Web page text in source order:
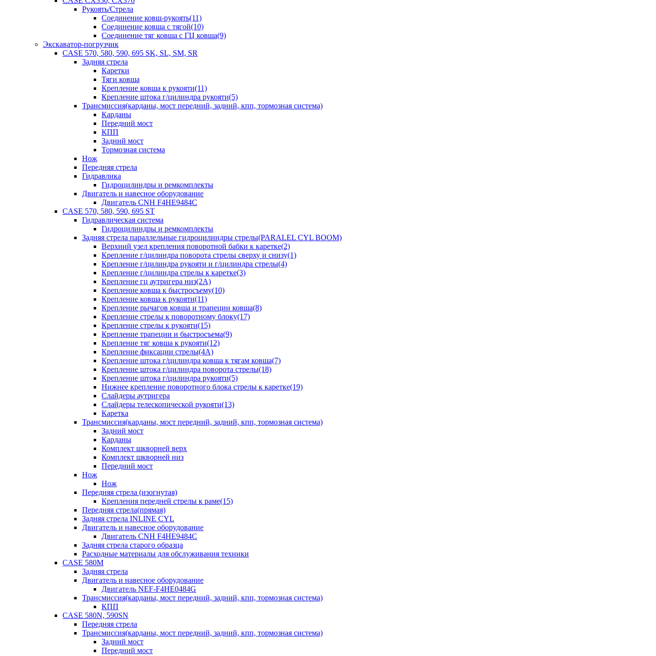
Рукоять/Стрела
Соединение ковш-рукоять(11)
Соединение ковша с тягой(10)
Соединение тяг ковша с ГЦ ковша(9)
Экскаватор-погрузчик
CASE 570, 580, 590, 695 SK, SL, SM, SR
Задняя стрела
Каретки
Тяги ковша
Крепление ковша к рукояти(11)
Крепление штока г/цилиндра рукояти(5)
Трансмиссия(карданы, мост передний, задний, кпп, тормозная система)
Карданы
Передний мост
КПП
Задний мост
Тормозная система
Нож
Передняя стрела
Гидравлика
Гидроцилиндры и ремкомплекты
Двигатель и навесное оборудование
Двигатель CNH F4HE9484C
CASE 570, 580, 590, 695 ST
Гидравлическая система
Гидроцилиндры и ремкомплекты
Задняя стрела параллельные гидроцилиндры стрелы(PARALEL CYL BOOM)
Верхний узел крепления поворотной бабки к каретке(2)
Крепление г/цилиндра поворота стрелы сверху и снизу(1)
Крепление г/цилиндра рукояти и г/цилиндра стрелы(4)
Крепление г/цилиндра стрелы к каретке(3)
Крепление гц аутригера низ(2А)
Крепление ковша к быстросъему(10)
Крепление ковша к рукояти(11)
Крепление рычагов ковша и трапеции ковша(8)
Крепление стрелы к поворотному блоку(17)
Крепление стрелы к рукояти(15)
Крепление трапеции и быстросъема(9)
Крепление тяг ковша к рукояти(12)
Крепление фиксации стрелы(4A)
Крепление штока г/цилиндра ковша к тягам ковша(7)
Крепление штока г/цилиндра поворота стрелы(18)
Крепление штока г/цилиндра рукояти(5)
Нижнее крепление поворотного блока стрелы к каретке(19)
Слайдеры аутригера
Слайдеры телескопической рукояти(13)
Каретка
Трансмиссия(карданы, мост передний, задний, кпп, тормозная система)
Задний мост
Карданы
Комплект шкворней верх
Комплект шкворней низ
Передний мост
Нож
Нож
Передняя стрела (изогнутая)
Крепления передней стрелы к раме(15)
Передняя стрела(прямая)
Задняя стрела INLINE CYL
Двигатель и навесное оборудование
Двигатель CNH F4HE9484C
Задняя стрела старого образца
Расходные материалы для обслуживания техники
CASE 580M
Задняя стрела
Двигатель и навесное оборудование
Двигатель NEF-F4HE0484G
Трансмиссия(карданы, мост передний, задний, кпп, тормозная система)
КПП
CASE 580N, 590SN
Передняя стрела
Трансмиссия(карданы, мост передний, задний, кпп, тормозная система)
Задний мост
Передний мост